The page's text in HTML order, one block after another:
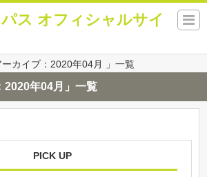
ス オフィシャルサイ
ーカイブ：2020年04月 」一覧
2020年04月」一覧
PICK UP